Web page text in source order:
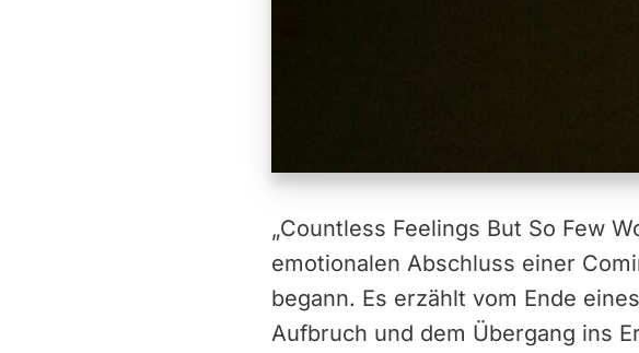
„Countless Feelings But So Few
emotionalen Abschluss einer
begann. Es erzählt vom Ende
Aufbruch und dem Übergang ins